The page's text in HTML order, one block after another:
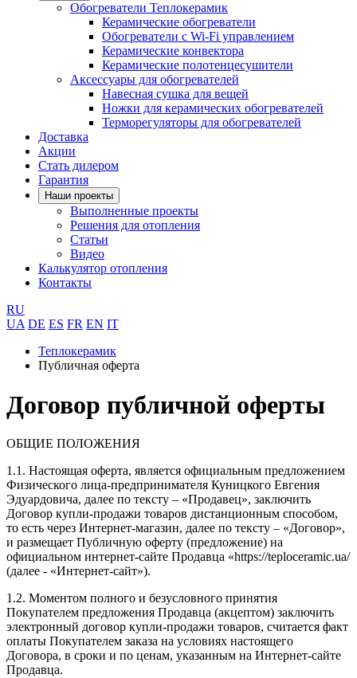
Обогреватели Теплокерамик
Керамические обогреватели
Обогреватели с Wi-Fi управлением
Керамические конвектора
Керамические полотенцесушители
Аксессуары для обогревателей
Навесная сушка для вещей
Ножки для керамических обогревателей
Терморегуляторы для обогревателей
Доставка
Акции
Стать дилером
Гарантия
Наши проекты
Выполненные проекты
Решения для отопления
Статьи
Видео
Калькулятор отопления
Контакты
RU
UA DE ES FR EN IT
Теплокерамик
Публичная оферта
Договор публичной оферты
ОБЩИЕ ПОЛОЖЕНИЯ
1.1. Настоящая оферта, является официальным предложением
Физического лица-предпринимателя Куницкого Евгения
Эдуардовича, далее по тексту – «Продавец», заключить
Договор купли-продажи товаров дистанционным способом,
то есть через Интернет-магазин, далее по тексту – «Договор»,
и размещает Публичную оферту (предложение) на
официальном интернет-сайте Продавца «https://teploceramic.ua/
(далее - «Интернет-сайт»).
1.2. Моментом полного и безусловного принятия
Покупателем предложения Продавца (акцептом) заключить
электронный договор купли-продажи товаров, считается факт
оплаты Покупателем заказа на условиях настоящего
Договора, в сроки и по ценам, указанным на Интернет-сайте
Продавца.